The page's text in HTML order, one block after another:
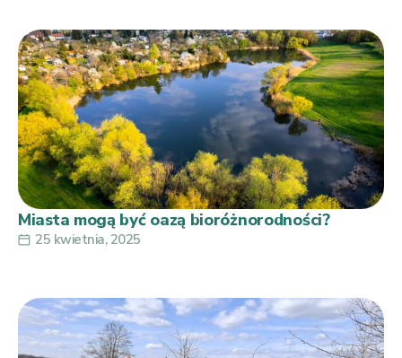
Miasta mogą być oazą bioróżnorodności?
25 kwietnia, 2025